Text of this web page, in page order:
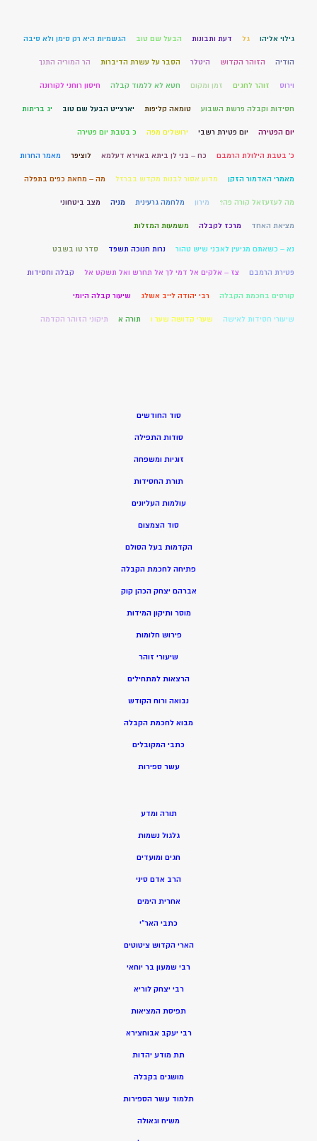
גילוי אליהו גל דעת ותבונות הבעל שם טוב הגשמיות היא רק סימן ולא סיבה
הודיה הזוהר הקדוש היטלר הסבר על עשרת הדיברות הר המוריה התנך
וירוס זוהר לחגים זמן ומקום חטא לא ללמוד קבלה חיסון רוחני לקורונה
חסידות וקבלה פרשת השבוע טומאה קליפות יארצייט הבעל שם טוב יג בריתות
יום הפטירה יום פטירת רשבי ירושלים מפה כ בטבת יום פטירה
כ' בטבת הילולת הרמבם כח – בני לן ביתא באוירא דעלמא לוציפר מאמר החרות
מאמרי האדמור הזקן מדוע אסור לבנות מקדש בברזל מה – מחאת כפים בתפלה
מה לעזעזאל קורה פה? מירון מלחמה גרעינית מניה מצב ביטחוני
מציאת האחד מרכז לקבלה משמעות המזלות
נא – כשאתם מגיעין לאבני שיש טהור נרות חנוכה תשפד סדר טו בשבט
פטירת הרמבם צז – אלקים אל דמי לך אל תחרש ואל תשקט אל קבלה וחסידות
קורסים בחכמת הקבלה רבי יהודה לייב אשלג שיעור קבלה היומי
שיעורי חסידות לאישה שערי קדושה שער ו תורה א תיקוני הזוהר הקדמה
סוד החודשים
סודות התפילה
זוגיות ומשפחה
תורת החסידות
עולמות העליונים
סוד הצמצום
הקדמות בעל הסולם
פתיחה לחכמת הקבלה
אברהם יצחק הכהן קוק
מוסר ותיקון המידות
פירוש חלומות
שיעורי זוהר
הרצאות למתחילים
נבואה ורוח הקודש
מבוא לחכמת הקבלה
כתבי המקובלים
עשר ספירות
תורה ומדע
גלגול נשמות
חגים ומועדים
הרב אדם סיני
אחרית הימים
כתבי האר”י
הארי הקדוש ציטוטים
רבי שמעון בר יוחאי
רבי יצחק לוריא
תפיסת המציאות
רבי יעקב אבוחצירא
תת מודע יהדות
מושגים בקבלה
תלמוד עשר הספירות
משיח וגאולה